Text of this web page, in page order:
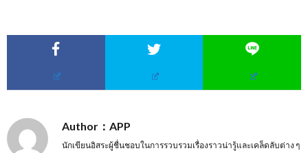
Author：APP
นักเขียนอิสระผู้ชื่นชอบในการรวบรวมเรื่องราวน่ารู้และเคล็ดลับต่าง ๆ